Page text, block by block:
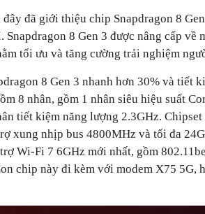
đã giới thiệu chip Snapdragon 8
Snapdragon 8 Gen 3 được nâng cấp về
tối ưu và tăng cường trải nghiệm
8 Gen 3 nhanh hơn 30% và tiết
8 nhân, gồm 1 nhân siêu hiệu suất
tiết kiệm năng lượng 2.3GHz.
xung nhịp bus 4800MHz và tối đa
Wi-Fi 7 6GHz mới nhất, gồm
chip này đi kèm với modem X75 5G,